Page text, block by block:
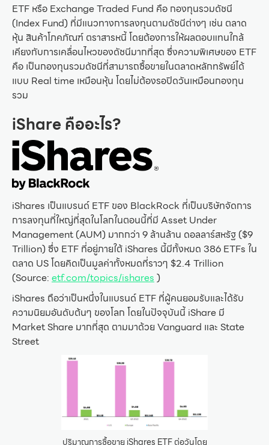
ETF หรือ Exchange Traded Fund คือ กองทุนรวมดัชนี
(Index Fund) ที่มีแนวทางการลงทุนตามดัชนีต่างๆ เช่น ตลาด
หุ้น สินค้าโภคภัณฑ์ ตราสารหนี้ โดยต้องการให้ผลตอบแทนใกล้
เคียงกับการเคลื่อนไหวของดัชนีมากที่สุด ซึ่งความพิเศษของ ETF
คือ เป็นกองทุนรวมดัชนีที่สามารถซื้อขายในตลาดหลักทรัพย์ได้
แบบ Real time เหมือนหุ้น โดยไม่ต้องรอปิดวันเหมือนกองทุน
รวม
iShare คืออะไร?
iShares เป็นแบรนด์ ETF ของ BlackRock ที่เป็นบริษัทจัดการ
การลงทุนที่ใหญ่ที่สุดในโลกในตอนนี้ที่มี Asset Under
Management (AUM) มากกว่า 9 ล้านล้าน ดอลลาร์สหรัฐ ($9
Trillion) ซึ่ง ETF ที่อยู่ภายใต้ iShares นี้มีทั้งหมด 386 ETFs ใน
ตลาด US โดยคิดเป็นมูลค่าทั้งหมดที่ราวๆ $2.4 Trillion
(Source: etf.com/topics/ishares )
iShares ถือว่าเป็นหนึ่งในแบรนด์ ETF ที่ผู้คนยอมรับและได้รับ
ความนิยมอันดับต้นๆ ของโลก โดยในปัจจุบันนี้ iShare มี
Market Share มากที่สุด ตามมาด้วย Vanguard และ State
Street
ปริมาณการซื้อขาย iShares ETF ต่อวันโดย